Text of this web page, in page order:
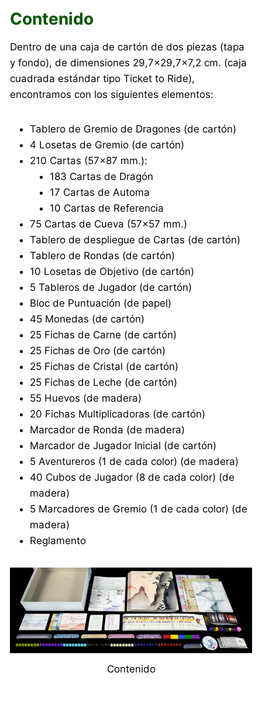
Contenido
Dentro de una caja de cartón de dos piezas (tapa
y fondo), de dimensiones 29,7×29,7×7,2 cm. (caja
cuadrada estándar tipo Ticket to Ride),
encontramos con los siguientes elementos:
Tablero de Gremio de Dragones (de cartón)
4 Losetas de Gremio (de cartón)
210 Cartas (57×87 mm.):
183 Cartas de Dragón
17 Cartas de Automa
10 Cartas de Referencia
75 Cartas de Cueva (57×57 mm.)
Tablero de despliegue de Cartas (de cartón)
Tablero de Rondas (de cartón)
10 Losetas de Objetivo (de cartón)
5 Tableros de Jugador (de cartón)
Bloc de Puntuación (de papel)
45 Monedas (de cartón)
25 Fichas de Carne (de cartón)
25 Fichas de Oro (de cartón)
25 Fichas de Cristal (de cartón)
25 Fichas de Leche (de cartón)
55 Huevos (de madera)
20 Fichas Multiplicadoras (de cartón)
Marcador de Ronda (de madera)
Marcador de Jugador Inicial (de cartón)
5 Aventureros (1 de cada color) (de madera)
40 Cubos de Jugador (8 de cada color) (de
madera)
5 Marcadores de Gremio (1 de cada color) (de
madera)
Reglamento
Contenido